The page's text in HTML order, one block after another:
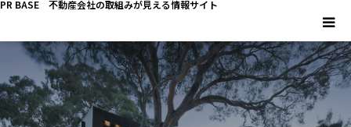
PR BASE 不動産会社の取組みが見える情報サイト
HOME
PR BASEとは